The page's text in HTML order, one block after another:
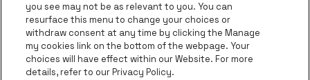
Ga naar de website van Champagne
Ga naar de website
Ga naar de website van Het
Ga naar de
AFAS Dome is een deel van be•at
you see may not be as relevant to you. You can
resurface this menu to change your choices or
withdraw consent at any time by clicking the Manage
my cookies link on the bottom of the webpage. Your
choices will have effect within our Website. For more
details, refer to our Privacy Policy.